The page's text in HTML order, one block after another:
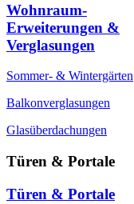
Wohnraum-
Erweiterungen &
Verglasungen
Sommer- & Wintergärten
Balkonverglasungen
Glasüberdachungen
Türen & Portale
Türen & Portale